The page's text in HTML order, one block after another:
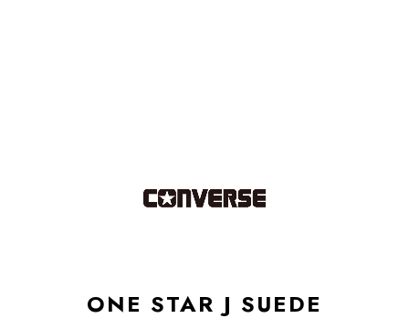
ONE STAR J SUEDE